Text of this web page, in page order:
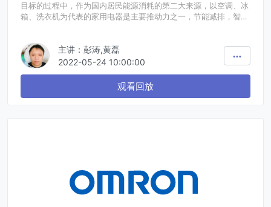
目标的过程中，作为国内居民能源消耗的第二大来源，以空调、冰
箱、洗衣机为代表的家用电器是主要推动力之一，节能减排，智能
升。英飞凌领先的PSoC™ MCU 助力家用电器电机控制设计方案，
它降低电机能耗并促进系统智能化，实现家电从高耗能到高效能的
转型，成功应对国内家用电器行业双碳挑战。
为此英飞凌将在5月24日携手我们的合作伙伴京西电子一起举办网
络研讨会，就英飞凌PSoC™ MCU在家用电器电机控制的应用和方
主讲：彭涛,黄磊
2022-05-24 10:00:00
观看回放